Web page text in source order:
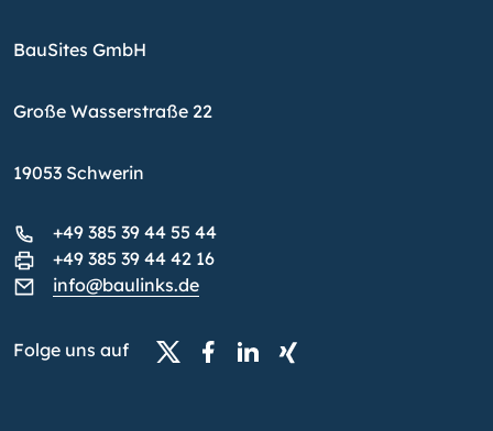
BauSites GmbH
Große Wasserstraße 22
19053 Schwerin
+49 385 39 44 55 44
+49 385 39 44 42 16
info@baulinks.de
Folge uns auf